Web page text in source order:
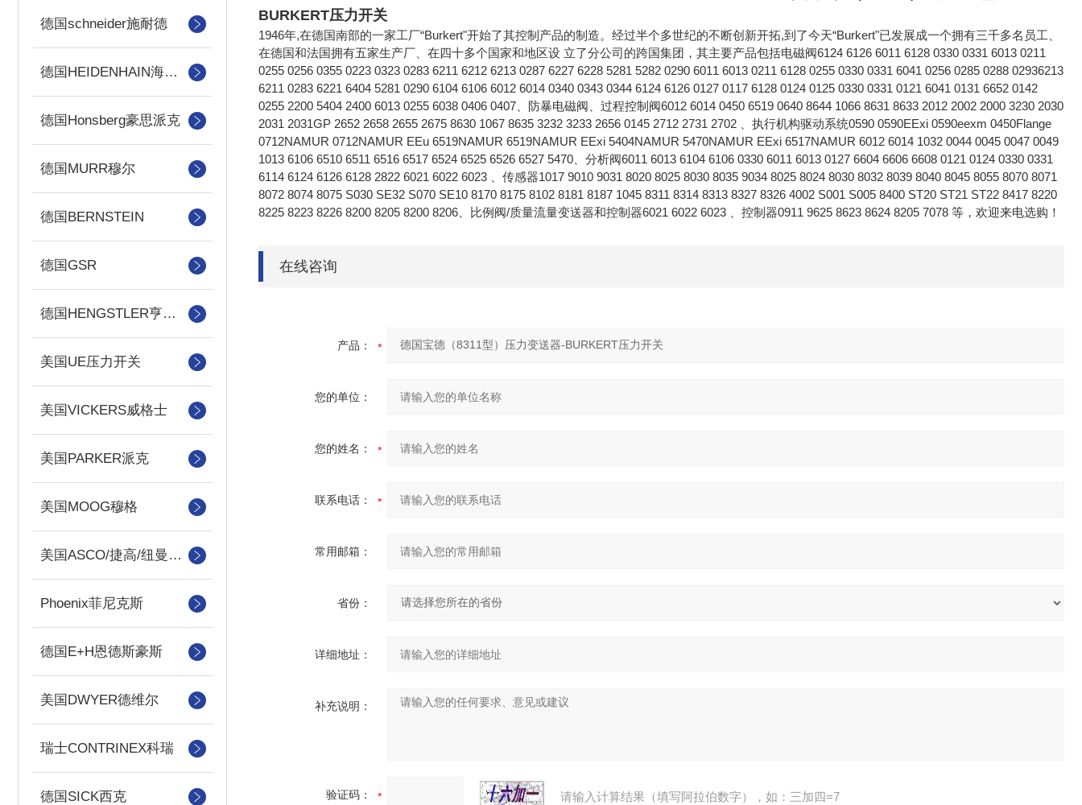
德国schneider施耐德
德国HEIDENHAIN海德汉
德国Honsberg豪思派克
德国MURR穆尔
德国BERNSTEIN
德国GSR
德国HENGSTLER亨士乐
美国UE压力开关
美国VICKERS威格士
美国PARKER派克
美国MOOG穆格
美国ASCO/捷高/纽曼蒂克
Phoenix菲尼克斯
德国E+H恩德斯豪斯
美国DWYER德维尔
瑞士CONTRINEX科瑞
德国SICK西克
BURKERT压力开关
1946年,在德国南部的一家工厂“Burkert"开始了其控制产品的制造。经过半个多世纪的不断创新开拓,到了今天“Burkert"已发展成一个拥有三千多名员工、
在德国和法国拥有五家生产厂、在四十多个国家和地区设 立了分公司的跨国集团，其主要产品包括电磁阀6124 6126 6011 6128 0330 0331 6013 0211
0255 0256 0355 0223 0323 0283 6211 6212 6213 0287 6227 6228 5281 5282 0290 6011 6013 0211 6128 0255 0330 0331 6041 0256 0285 0288 02936213
6211 0283 6221 6404 5281 0290 6104 6106 6012 6014 0340 0343 0344 6124 6126 0127 0117 6128 0124 0125 0330 0331 0121 6041 0131 6652 0142
0255 2200 5404 2400 6013 0255 6038 0406 0407、防暴电磁阀、过程控制阀6012 6014 0450 6519 0640 8644 1066 8631 8633 2012 2002 2000 3230 2030
2031 2031GP 2652 2658 2655 2675 8630 1067 8635 3232 3233 2656 0145 2712 2731 2702 、执行机构驱动系统0590 0590EExi 0590eexm 0450Flange
0712NAMUR 0712NAMUR EEu 6519NAMUR 6519NAMUR EExi 5404NAMUR 5470NAMUR EExi 6517NAMUR 6012 6014 1032 0044 0045 0047 0049
1013 6106 6510 6511 6516 6517 6524 6525 6526 6527 5470、分析阀6011 6013 6104 6106 0330 6011 6013 0127 6604 6606 6608 0121 0124 0330 0331
6114 6124 6126 6128 2822 6021 6022 6023 、传感器1017 9010 9031 8020 8025 8030 8035 9034 8025 8024 8030 8032 8039 8040 8045 8055 8070 8071
8072 8074 8075 S030 SE32 S070 SE10 8170 8175 8102 8181 8187 1045 8311 8314 8313 8327 8326 4002 S001 S005 8400 ST20 ST21 ST22 8417 8220
8225 8223 8226 8200 8205 8200 8206、比例阀/质量流量变送器和控制器6021 6022 6023 、控制器0911 9625 8623 8624 8205 7078 等，欢迎来电选购！
在线咨询
产品：
您的单位：
您的姓名：
联系电话：
常用邮箱：
省份：
详细地址：
补充说明：
验证码： 请输入计算结果（填写阿拉伯数字），如：三加四=7